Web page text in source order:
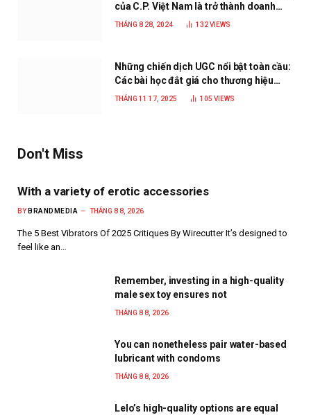
của C.P. Việt Nam là trở thành doanh
nghiệp xanh, phát triển bền vững
THÁNG 8 28, 2024 132VIEWS
Những chiến dịch UGC nổi bật toàn cầu:
Các bài học đắt giá cho thương hiệu
năm 2025
THÁNG 11 17, 2025 105 VIEWS
Don't Miss
With a variety of erotic accessories
BY BRANDMEDIA THÁNG 8 8, 2026
The 5 Best Vibrators Of 2025 Critiques By Wirecutter It’s designed to
feel like an…
Remember, investing in a high-quality
male sex toy ensures not
THÁNG 8 8, 2026
You can nonetheless pair water-based
lubricant with condoms
THÁNG 8 8, 2026
Lelo’s high-quality options are equal